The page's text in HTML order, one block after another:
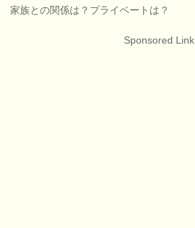
家族との関係は？プライベートは？
Sponsored Link